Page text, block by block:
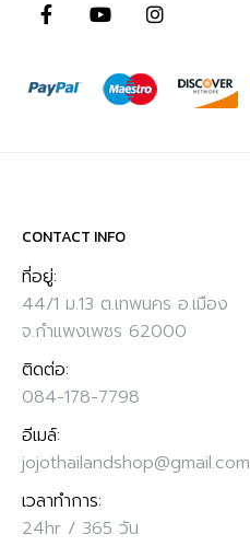
CONTACT INFO
ที่อยู่:
44/1 ม.13 ต.เทพนคร อ.เมือง
จ.กำแพงเพชร 62000
ติดต่อ:
084-178-7798
อีเมล์:
jojothailandshop@gmail.com
เวลาทำการ:
24hr / 365 วัน